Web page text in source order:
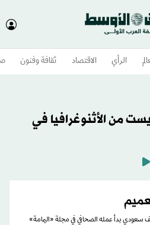
الرأي الاقتصاد ثقافة وفنون
من الأثنوغرافيا في
سعودي بدأ عمله الصحافي في مجلة «اليمامة»